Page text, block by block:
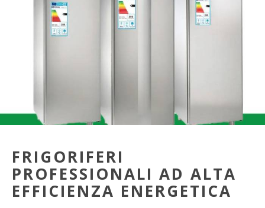
FRIGORIFERI
PROFESSIONALI AD ALTA
EFFICIENZA ENERGETICA